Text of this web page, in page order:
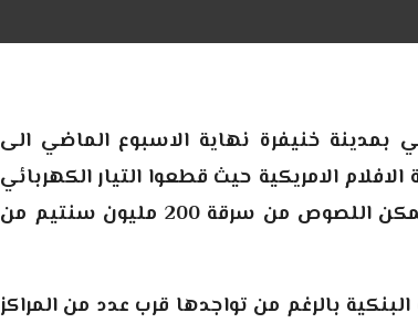
خنيفرة نهاية الاسبوع الماضي الى
الامريكية حيث قطعوا التيار الكهربائي
عن الوكالة لتعطيل صفارات الانذار وكاميرات المراقبة ، وتمكن اللصوص من سرقة 200 مليون سنتيم من
بالرغم من تواجدها قرب عدد من المراكز